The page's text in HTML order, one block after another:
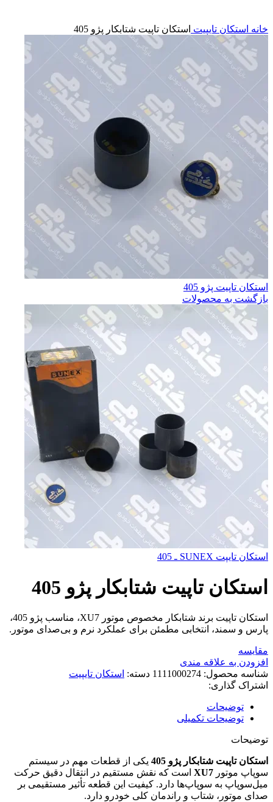
خانه استکان تایپیت استكان تاپيت شتابكار پژو 405
استكان تاپيت پژو 405
بازگشت به محصولات
استكان تايپت SUNEX ـ 405
استكان تاپيت شتابكار پژو 405
استکان تاپیت برند شتابکار مخصوص موتور XU7، مناسب پژو 405،
پارس و سمند، انتخابی مطمئن برای عملکرد نرم و بی‌صدای موتور.
مقایسه
افزودن به علاقه مندی
شناسه محصول: 1111000274 دسته: استکان تایپیت
اشتراک گذاری:
توضیحات
توضیحات تکمیلی
توضیحات
استکان تاپیت شتابکار پژو 405
یکی از قطعات مهم در سیستم
سوپاپ موتور XU7 است که نقش مستقیم در انتقال دقیق حرکت
میل‌سوپاپ به سوپاپ‌ها دارد. کیفیت این قطعه تأثیر مستقیمی بر
صدای موتور، شتاب و راندمان کلی خودرو دارد.